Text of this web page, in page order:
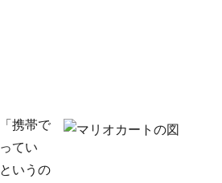
携帯で
てい
いうの